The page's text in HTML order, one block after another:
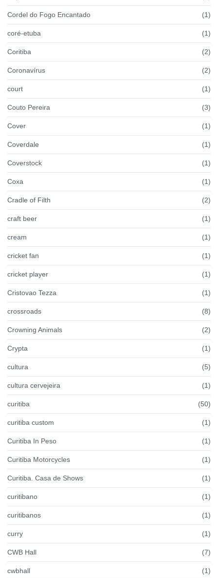
Cordel do Fogo Encantado (1)
coré-etuba (1)
Coritiba (2)
Coronavírus (2)
court (1)
Couto Pereira (3)
Cover (1)
Coverdale (1)
Coverstock (1)
Coxa (1)
Cradle of Filth (2)
craft beer (1)
cream (1)
cricket fan (1)
cricket player (1)
Cristovao Tezza (1)
crossroads (8)
Crowning Animals (2)
Crypta (1)
cultura (5)
cultura cervejeira (1)
curitiba (50)
curitiba custom (1)
Curitiba In Peso (1)
Curitiba Motorcycles (1)
Curitiba. Casa de Shows (1)
curitibano (1)
curitibanos (1)
curry (1)
CWB Hall (7)
cwbhall (1)